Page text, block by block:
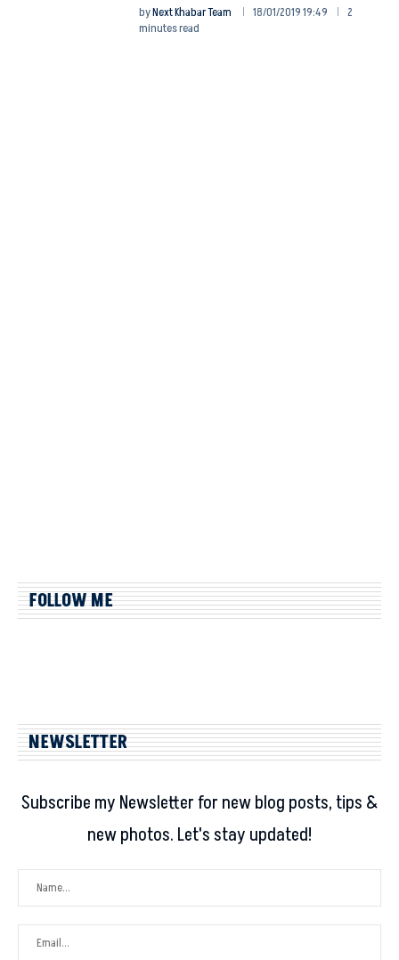
byNext Khabar Team 18/01/2019 19:49
2
minutes read
FOLLOW ME
NEWSLETTER
Subscribe my Newsletter for new blog posts, tips &
new photos. Let's stay updated!